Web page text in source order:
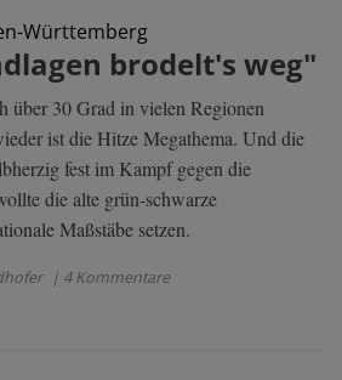
Württemberg
brodelt's weg"
über 30 Grad in vielen Regionen
ist die Hitze Megathema. Und die
fest im Kampf gegen die
die alte grün-schwarze
Maßstäbe setzen.
| 4 Kommentare